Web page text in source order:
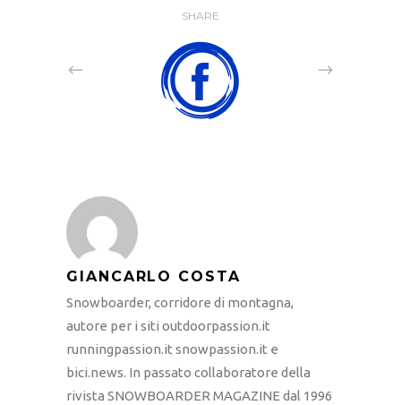
SHARE
GIANCARLO COSTA
Snowboarder, corridore di montagna,
autore per i siti outdoorpassion.it
runningpassion.it snowpassion.it e
bici.news. In passato collaboratore della
rivista SNOWBOARDER MAGAZINE dal 1996